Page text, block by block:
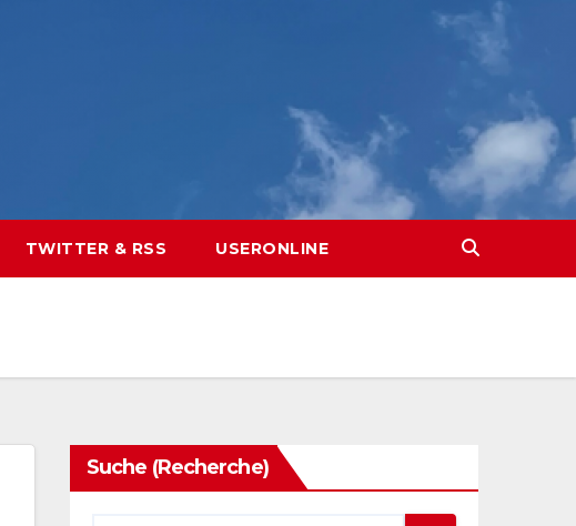
TWITTER & RSS USERONLINE
Suche (Recherche)